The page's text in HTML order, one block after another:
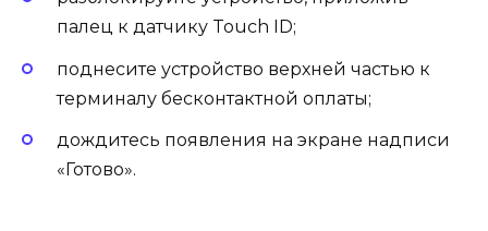
палец к датчику Touch ID;
поднесите устройство верхней частью к
терминалу бесконтактной оплаты;
дождитесь появления на экране надписи
«Готово».